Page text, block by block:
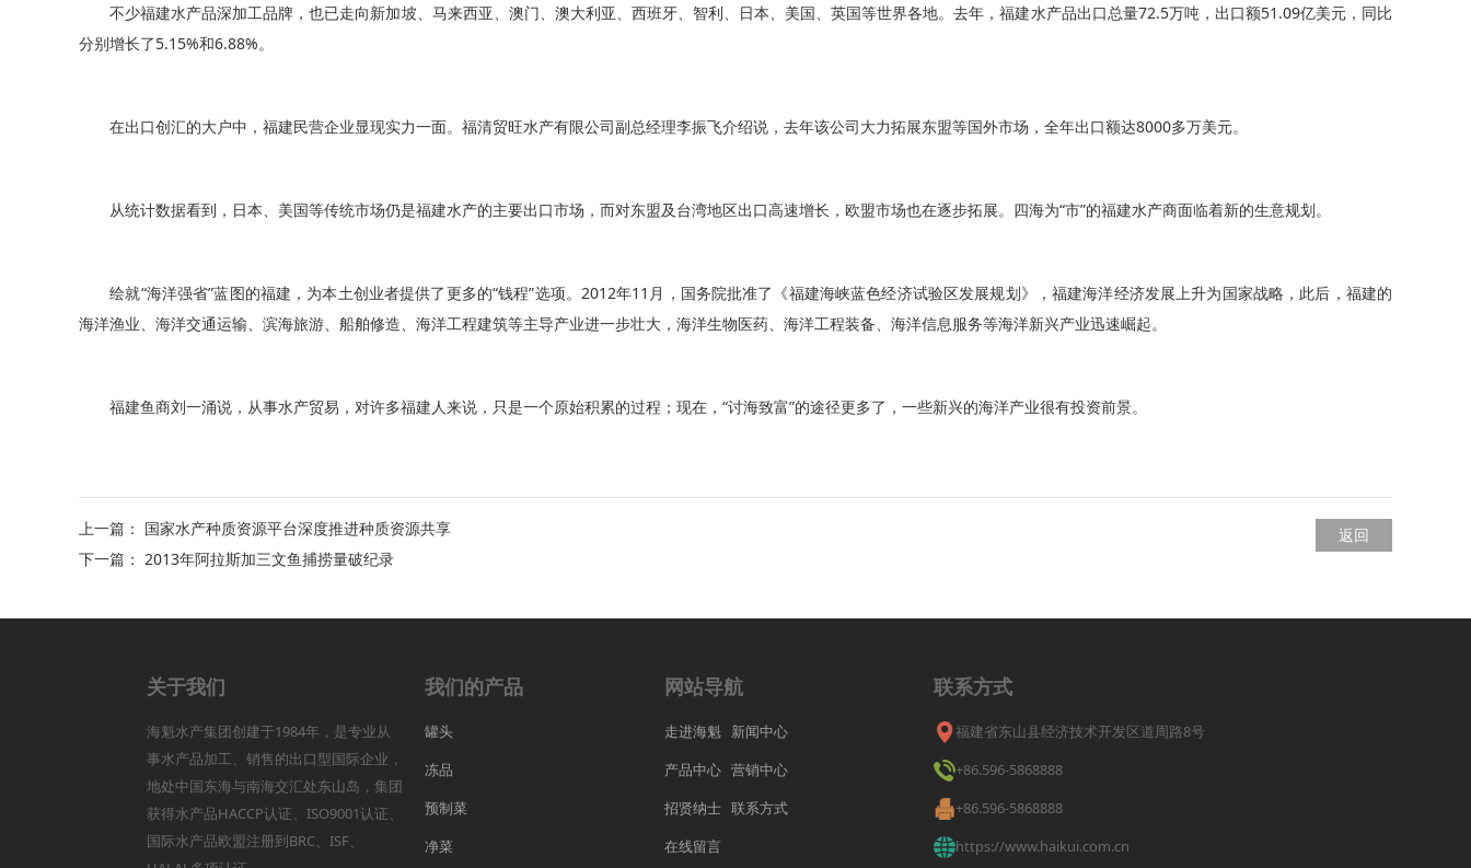
不少福建水产品深加工品牌，也已走向新加坡、马来西亚、澳门、澳大利亚、西班牙、智利、日本、美国、英国等世界各地。去年，福建水产品出口总量72.5万吨，出口额51.09亿美元，同比
分别增长了5.15%和6.88%。
在出口创汇的大户中，福建民营企业显现实力一面。福清贸旺水产有限公司副总经理李振飞介绍说，去年该公司大力拓展东盟等国外市场，全年出口额达8000多万美元。
从统计数据看到，日本、美国等传统市场仍是福建水产的主要出口市场，而对东盟及台湾地区出口高速增长，欧盟市场也在逐步拓展。四海为“市”的福建水产商面临着新的生意规划。
绘就“海洋强省”蓝图的福建，为本土创业者提供了更多的“钱程”选项。2012年11月，国务院批准了《福建海峡蓝色经济试验区发展规划》，福建海洋经济发展上升为国家战略，此后，福建的
海洋渔业、海洋交通运输、滨海旅游、船舶修造、海洋工程建筑等主导产业进一步壮大，海洋生物医药、海洋工程装备、海洋信息服务等海洋新兴产业迅速崛起。
福建鱼商刘一涌说，从事水产贸易，对许多福建人来说，只是一个原始积累的过程；现在，“讨海致富”的途径更多了，一些新兴的海洋产业很有投资前景。
上一篇： 国家水产种质资源平台深度推进种质资源共享
下一篇： 2013年阿拉斯加三文鱼捕捞量破纪录
返回
关于我们
海魁水产集团创建于1984年，是专业从
事水产品加工、销售的出口型国际企业，
地处中国东海与南海交汇处东山岛，集团
获得水产品HACCP认证、ISO9001认证、
国际水产品欧盟注册到BRC、ISF、
我们的产品
罐头
冻品
预制菜
净菜
网站导航
走进海魁 新闻中心
产品中心 营销中心
招贤纳士 联系方式
在线留言
联系方式
福建省东山县经济技术开发区道周路8号
+86.596-5868888
+86.596-5868888
https://www.haikui.com.cn